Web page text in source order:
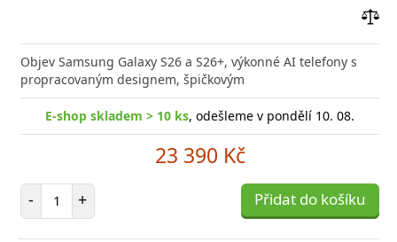
Objev Samsung Galaxy S26 a S26+, výkonné AI telefony s
propracovaným designem, špičkovým
E-shop skladem > 10 ks, odešleme v pondělí 10. 08.
23 390 Kč
- Počet položek
+ Přidat do košíku